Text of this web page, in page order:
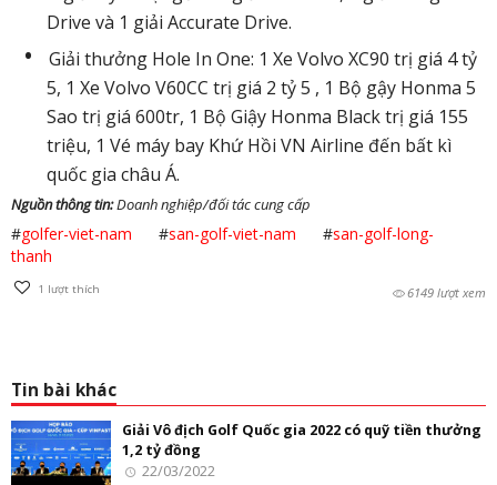
Drive và 1 giải Accurate Drive.
Giải thưởng Hole In One: 1 Xe Volvo XC90 trị giá 4 tỷ
5, 1 Xe Volvo V60CC trị giá 2 tỷ 5 , 1 Bộ gậy Honma 5
Sao trị giá 600tr, 1 Bộ Giậy Honma Black trị giá 155
triệu, 1 Vé máy bay Khứ Hồi VN Airline đến bất kì
quốc gia châu Á.
Nguồn thông tin:Doanh nghiệp/đối tác cung cấp
#golfer-viet-nam #san-golf-viet-nam #san-golf-long-
thanh
1 lượt thích 6149 lượt xem
Tin bài khác
Giải Vô địch Golf Quốc gia 2022 có quỹ tiền thưởng
1,2 tỷ đồng
22/03/2022